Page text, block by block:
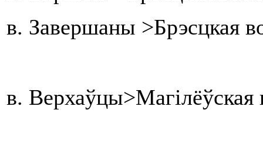
в. Завершаны >Брэсцкая
в. Верхаўцы>Магілёўская